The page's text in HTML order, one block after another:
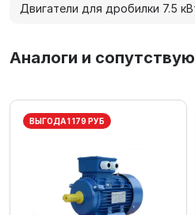
Двигатели для дробилки 7.5
Аналоги и
ВЫГОДА 1 179 РУБ